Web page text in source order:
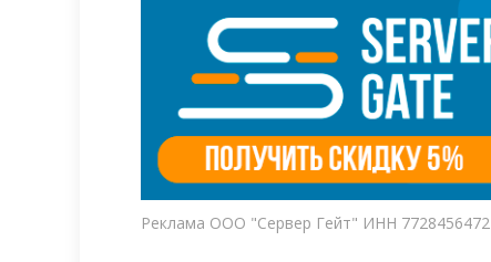
Реклама ООО "Сервер Гейт" ИНН 7728456472